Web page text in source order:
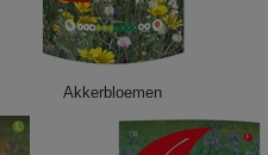
Akkerbloemen